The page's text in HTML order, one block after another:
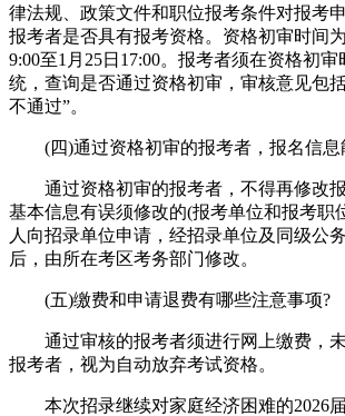
律法规、政策文件和职位报考条件对报考
报考者是否具有报考资格。资格初审时间为
9:00至1月25日17:00。报考者须在资格初
统，查询是否通过资格初审，审核意见包
不通过”。
(四)通过资格初审的报考者，报名信息
通过资格初审的报考者，不得再修改报
基本信息有误须修改的(报考单位和报考职
人向招录单位申请，经招录单位及同级公
后，由所在考区考务部门修改。
(五)缴费和申请退费有哪些注意事项?
通过审核的报考者须进行网上缴费，未
报考者，视为自动放弃考试资格。
本次招录继续对家庭经济困难的2026